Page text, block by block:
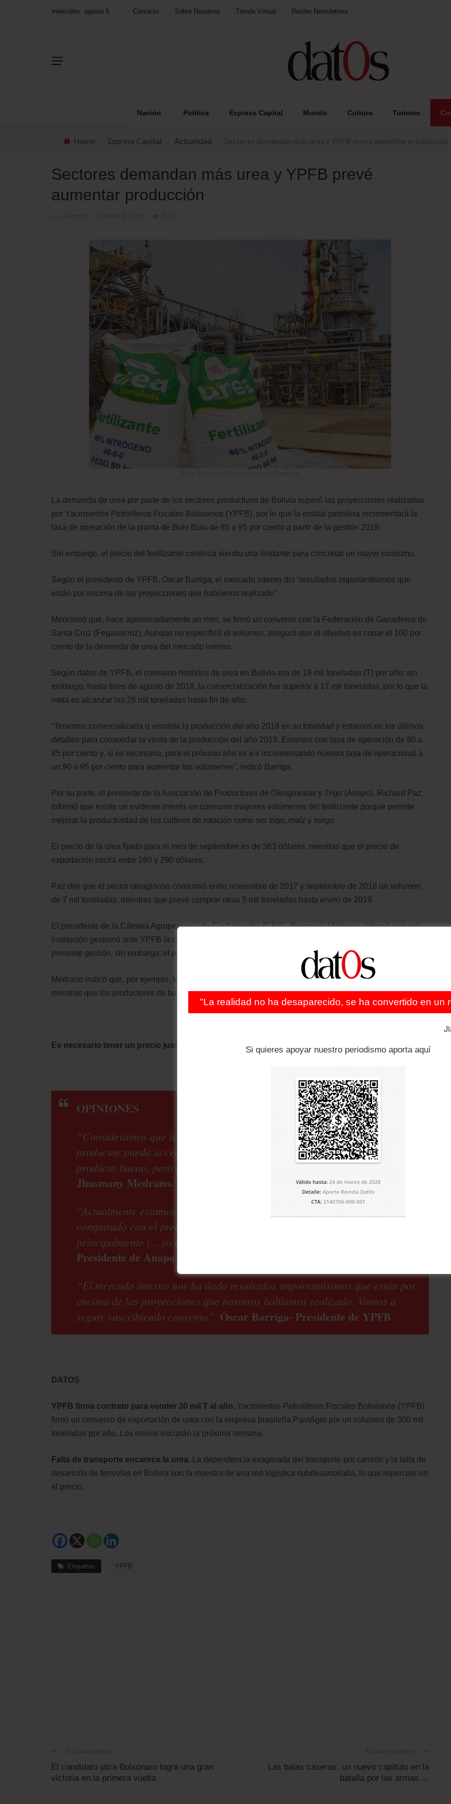
miércoles, agosto 5 Contacto Sobre Nosotros Tienda Virtual Recibe Newsletters
Nación Política Express Capital Mundo Cultura Turismo
Home Express Capital Actualidad
Sectores demandan más urea y YPFB prevé
aumentar producción
La demanda de urea por parte de los sectores productivos de Bolivia superó las proyecciones realizadas
por Yacimientos Petrolíferos Fiscales Bolivianos (YPFB), por lo que la estatal petrolera incrementará la
tasa de operación de la planta de Bulo Bulo de 85 a 95 por ciento a partir de la gestión 2019.
Sin embargo, el precio del fertilizante continúa siendo una limitante para concretar un mayor consumo.
Según el presidente de YPFB, Óscar Barriga, el mercado interno dio “resultados importantísimos que
están por encima de las proyecciones que habíamos realizado”.
Mencionó que, hace aproximadamente un mes, se firmó un convenio con la Federación de Ganaderos de
Santa Cruz (Fegasacruz). Aunque no especificó el volumen, aseguró que el objetivo es copar el 100 por
ciento de la demanda de urea del mercado interno.
Según datos de YPFB, el consumo histórico de urea en Bolivia era de 19 mil toneladas (T) por año; sin
embargo, hasta fines de agosto de 2018, la comercialización fue superior a 17 mil toneladas, por lo que la
meta es alcanzar las 28 mil toneladas hasta fin de año.
“Tenemos comercializada o vendida la producción del año 2018 en su totalidad y estamos en los últimos
detalles para consolidar la venta de la producción del año 2019. Estamos con tasa de operación de 80 a
85 por ciento y, si es necesario, para el próximo año va a ir incrementando nuestra tasa de operacional a
un 90 o 95 por ciento para aumentar los volúmenes”, indicó Barriga.
Por su parte, el presiente de la Asociación de Productores de Oleaginosas y Trigo (Anapo), Richard Paz,
informó que existe un evidente interés en consumir mayores volúmenes del fertilizante porque permite
mejorar la productividad de los cultivos de rotación como ser trigo, maíz y sorgo.
El precio de la urea fijado para el mes de septiembre es de 383 dólares, mientras que el precio de
exportación oscila entre 280 y 290 dólares.
Paz dijo que el sector oleaginoso consumió entre noviembre de 2017 y septiembre de 2018 un volumen
de 7 mil toneladas, mientras que prevé comprar otras 5 mil toneladas hasta enero de 2019.
El presidente de la Cámara Agropecuaria de Cochabamba (CAC), Jhasmany Medrano, informó que esta
institución gestionó ante YPFB la comercialización de 4 mil toneladas de urea hasta el mes de mayo de la
presente gestión, sin embargo, el precio del fertilizante impidió nuevas adquisiciones.
Medrano indicó que, por ejemplo, los floricultores decidieron utilizar el guano de vaca como fertilizante,
mientras que los productores de banano y palmito, buscaron otros fertilizantes alternativos.
Es necesario tener un precio justo que debe estar relacionado con el precio de exportación.
OPINIONES
“Consideramos que tendría que existir mayor motivación para que el
productor pueda acceder al producto. No hay que desmerecer, es un
producto bueno, pero también el tema son las condicionantes económicas”.
Jhasmany Medrano. Presidente de la CAC
“Actualmente estamos pagando 100 dólares más por la tonelada (de urea),
comparado con el precio de exportación que se vende a Brasil,
principalmente (…)si hubiese un precio justo sería mejor”.
Presidente de Anapo
“El mercado interno nos ha dado resultados importantísimos que están por
encima de las proyecciones que nosotros habíamos realizado. Vamos a
seguir suscribiendo convenio”. Óscar Barriga- Presidente de YPFB
DATOS
YPFB firma contrato para vender 30 mil T al año. Yacimientos Petrolíferos Fiscales Bolivianos (YPFB)
firmó un convenio de exportación de urea con la empresa brasileña PantAgro por un volumen de 300 mil
toneladas por año. Los envíos iniciarán la próxima semana.
Falta de transporte encarece la urea.
La dependencia exagerada del transporte por camión y la falta de
desarrollo de ferrovías en Bolivia son la muestra de una red logística subdesarrollada, lo que repercute en
el precio.
Etiquetas YPFB
El candidato ultra Bolsonaro logra una gran
victoria en la primera vuelta
Las balas caseras: un nuevo capítulo en la
batalla por las armas ...
"La realidad no ha desaparecido, se ha convertido en un
Si quieres apoyar nuestro periodismo aporta aquí